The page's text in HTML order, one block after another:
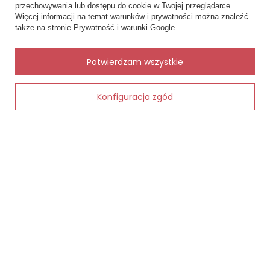
Dodaj do koszyka
Śledzenie przesyłki
Chcę zwrócić produkt
Kontakt
×
✨ Asystent zakupowy
Napisz czego szukasz — pokażę
gotowe propozycje.
przechowywania lub dostępu do cookie w Twojej przeglądarce.
Więcej informacji na temat warunków i prywatności można znaleźć
także na stronie Prywatność i warunki Google.
Konfiguracja zgód
Potwierdzam wszystkie